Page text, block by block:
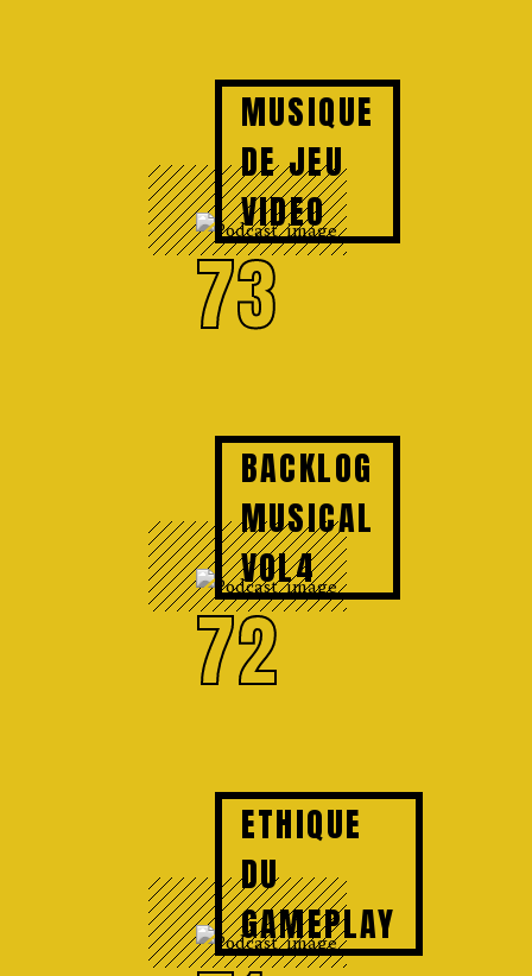
73
MUSIQUE
DE JEU
VIDEO
72
BACKLOG
MUSICAL
VOL4
ETHIQUE
DU
GAMEPLAY